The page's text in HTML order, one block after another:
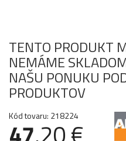
TENTO PRODUKT
NEMÁME
NAŠU PONUKU
PRODUKTOV
Kód tovaru: 218224